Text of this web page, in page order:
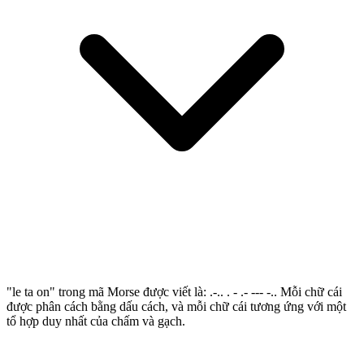
"le ta on" trong mã Morse được viết là: .-.. . - .- --- -.. Mỗi chữ cái
được phân cách bằng dấu cách, và mỗi chữ cái tương ứng với một
tổ hợp duy nhất của chấm và gạch.